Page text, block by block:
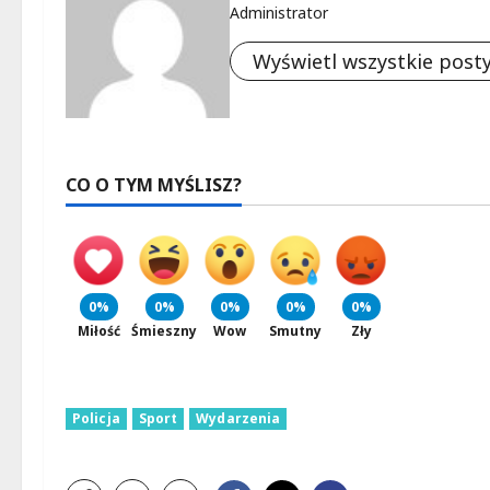
Administrator
Wyświetl wszystkie
CO O TYM MYŚLISZ?
0%
Miłość
0%
Śmieszny
0%
Wow
0%
Smutny
0%
Zły
Policja Sport Wydarzenia